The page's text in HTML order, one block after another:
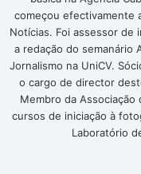
começou efectivamente
Notícias. Foi assessor de
a redação do semanário
Jornalismo na UniCV.
o cargo de director
Membro da
cursos de iniciação à
Laboratório